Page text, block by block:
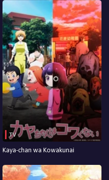
TV
Kaya-chan wa Kowakunai